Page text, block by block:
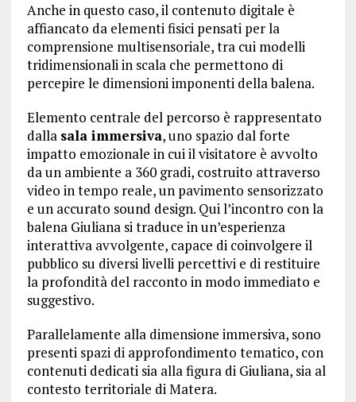
Anche in questo caso, il contenuto digitale è
affiancato da elementi fisici pensati per la
comprensione multisensoriale, tra cui modelli
tridimensionali in scala che permettono di
percepire le dimensioni imponenti della balena.
Elemento centrale del percorso è rappresentato
dalla sala immersiva, uno spazio dal forte
impatto emozionale in cui il visitatore è avvolto
da un ambiente a 360 gradi, costruito attraverso
video in tempo reale, un pavimento sensorizzato
e un accurato sound design. Qui l’incontro con la
balena Giuliana si traduce in un’esperienza
interattiva avvolgente, capace di coinvolgere il
pubblico su diversi livelli percettivi e di restituire
la profondità del racconto in modo immediato e
suggestivo.
Parallelamente alla dimensione immersiva, sono
presenti spazi di approfondimento tematico, con
contenuti dedicati sia alla figura di Giuliana, sia al
contesto territoriale di Matera.